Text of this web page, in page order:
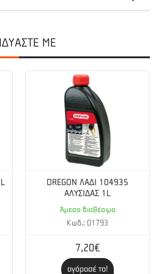
VISCO VC250T-C EVO
ΜΕ
OREGON ΛΑΔΙ 104935
ΑΛΥΣΙΔΑΣ 1L
Άμεσα διαθέσιμο
Κωδ.: 01793
7,20€
αγόρασέ το!